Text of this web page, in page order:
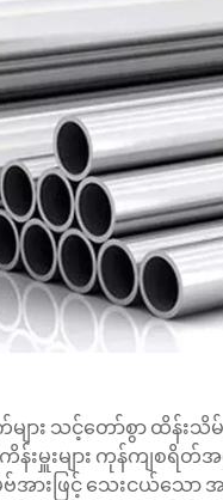
ား သင့်တော်စွာ ထိန်း
းများ ကုန်ကျစရိတ်အ
ဖြင့် သေးငယ်သော အ